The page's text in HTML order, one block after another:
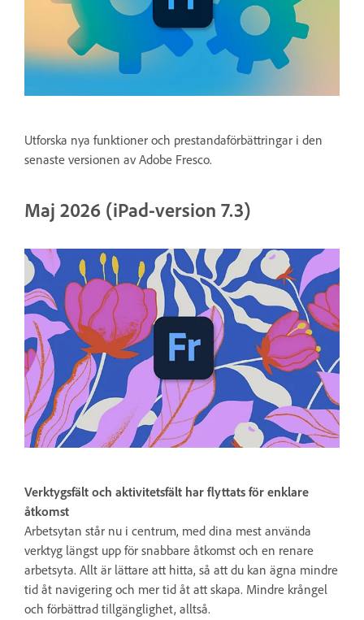
Utforska nya funktioner och prestandaförbättringar i den
senaste versionen av Adobe Fresco.
Maj 2026 (iPad-version 7.3)
Verktygsfält och aktivitetsfält har flyttats för enklare
åtkomst
Arbetsytan står nu i centrum, med dina mest använda
verktyg längst upp för snabbare åtkomst och en renare
arbetsyta. Allt är lättare att hitta, så att du kan ägna mindre
tid åt navigering och mer tid åt att skapa. Mindre krångel
och förbättrad tillgänglighet, alltså.